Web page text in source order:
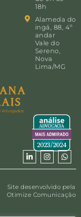
18h
Alameda do
ingá, 88, 4º
andar
Vale do
Sereno,
Nova
Lima/MG
Site desenvolvido pela
Otimize Comunicação